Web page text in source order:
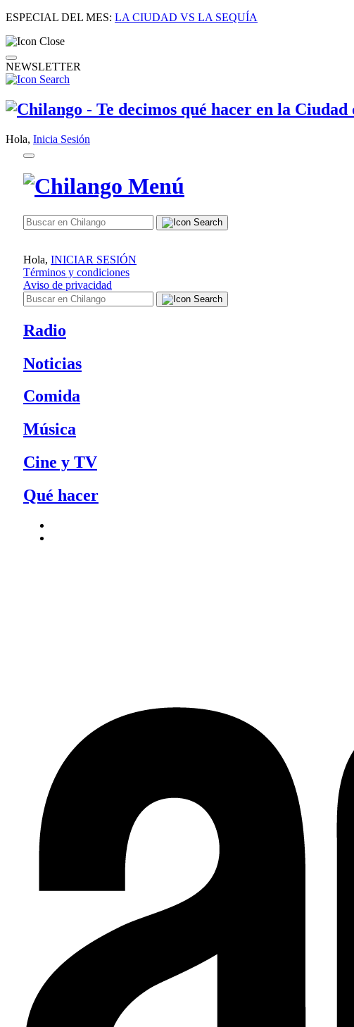
ESPECIAL DEL MES: LA CIUDAD VS LA SEQUÍA
NEWSLETTER
Hola, Inicia Sesión
Hola, INICIAR SESIÓN
Términos y condiciones
Aviso de privacidad
Radio
Noticias
Comida
Música
Cine y TV
Qué hacer